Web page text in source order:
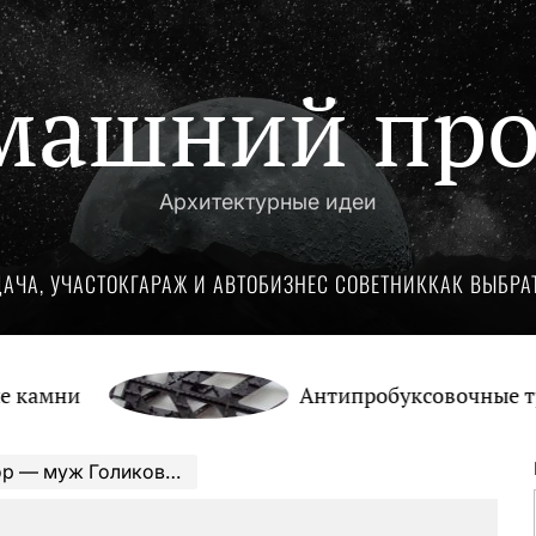
Архитектурные идеи
УЧАСТОКГАРАЖ И АВТОБИЗНЕС СОВЕТНИККАК
Антипробуксовочные траки:
Биография и достижения